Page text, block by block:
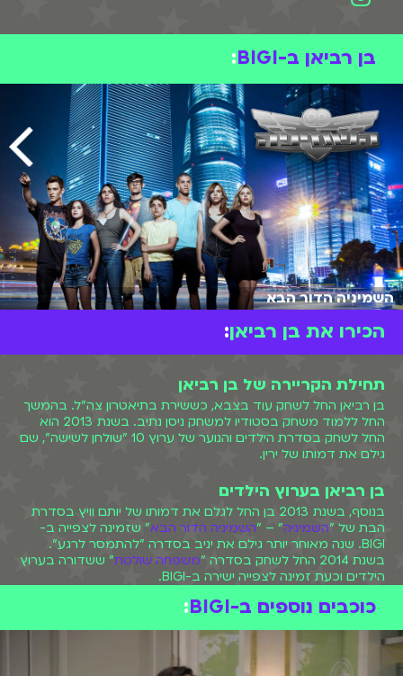
בן רביאן ב-BIGI :
השמיניה הדור הבא
הכירו את בן רביאן:
תחילת הקריירה של בן רביאן
בן רביאן החל לשחק עוד בצבא, כששירת בתיאטרון צה"ל. בהמשך
החל ללמוד משחק בסטודיו למשחק ניסן נתיב. בשנת 2013 הוא
החל לשחק בסדרת הילדים והנוער של ערוץ 10 "שולחן לשישה", שם
גילם את דמותו של ירין.
בן רביאן בערוץ הילדים
בנוסף, בשנת 2013 בן החל לגלם את דמותו של יותם וויץ בסדרת
הבת של "השמיניה" – "השמיניה הדור הבא" שזמינה לצפייה ב-
BIGI. שנה מאוחר יותר גילם את יניב בסדרה "להתמסר לרגע".
בשנת 2014 החל לשחק בסדרה "
משפחה שולטת" ששדורה בערוץ
הילדים וכעת זמינה לצפייה ישירה ב-BIGI.
כוכבים נוספים ב-BIGI :